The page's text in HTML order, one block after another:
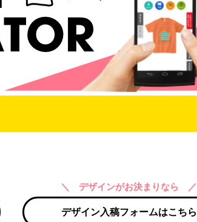
＼ デザインがお決まりなら ／
デザイン入稿フォームはこちら